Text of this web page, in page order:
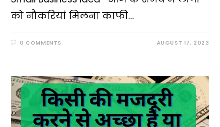
को नौकरियां मिलना काफी…
0 COMMENTS AUGUST 17, 2023